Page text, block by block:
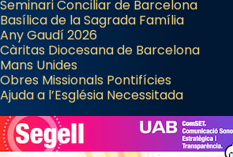
Seminari Conciliar de Barcelona
Basílica de la Sagrada Família
Any Gaudí 2026
Càritas Diocesana de Barcelona
Mans Unides
Obres Missionals Pontifícies
Ajuda a l’Església Necessitada